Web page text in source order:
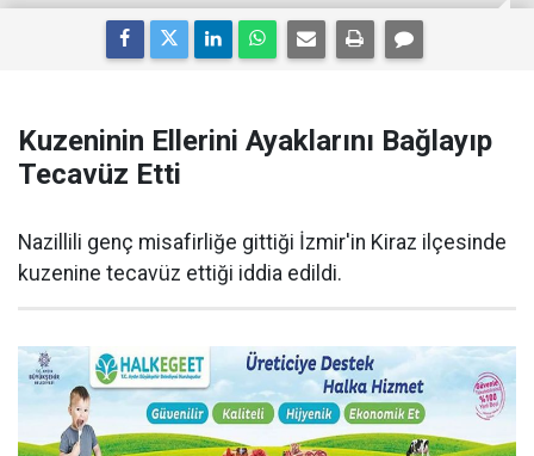
Kuzeninin Ellerini Ayaklarını Bağlayıp
Tecavüz Etti
Nazillili genç misafirliğe gittiği İzmir'in Kiraz ilçesinde
kuzenine tecavüz ettiği iddia edildi.